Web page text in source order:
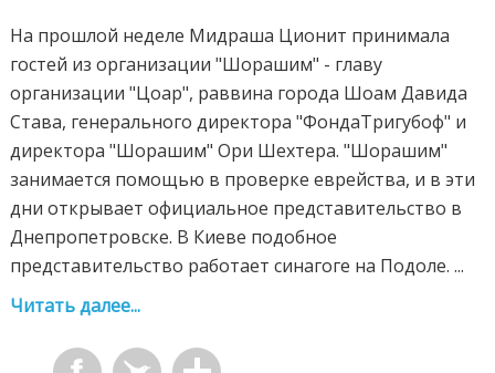
На прошлой неделе Мидраша Ционит принимала
гостей из организации "Шорашим" - главу
организации "Цоар", раввина города Шоам Давида
Става, генерального директора "ФондаТригубоф" и
директора "Шорашим" Ори Шехтера. "Шорашим"
занимается помощью в проверке еврейства, и в эти
дни открывает официальное представительство в
Днепропетровске. В Киеве подобное
представительство работает синагоге на Подоле. ...
Читать далее...